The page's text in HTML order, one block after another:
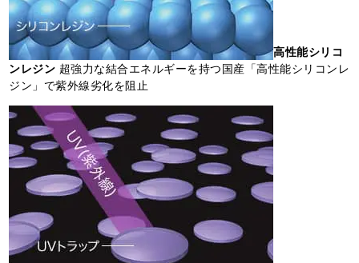
高性能シリコ
ンレジン 超強力な結合エネルギーを持つ国産「高性能シリコンレ
ジン」で紫外線劣化を阻止